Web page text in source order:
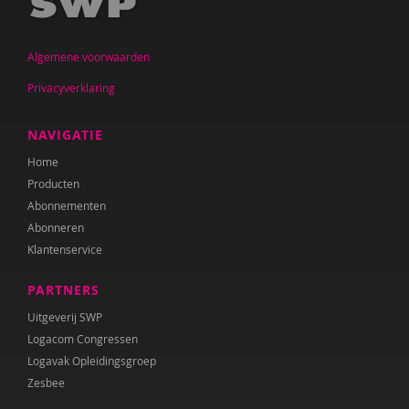
Jan De Mets
Vicky Dellas
A. van Dinther-Erkens
Angela van Dinther-Erkens
Nanne van Doorn
Wieteke van Dort
Lonneke van Elburg
Belinda Fallaux
Paula Fikkert
Yolanda Geleynse
Algemene voorwaarden
Privacyverklaring
NAVIGATIE
Home
Producten
Abonnementen
Abonneren
Klantenservice
PARTNERS
Uitgeverij SWP
Logacom Congressen
Logavak Opleidingsgroep
Zesbee